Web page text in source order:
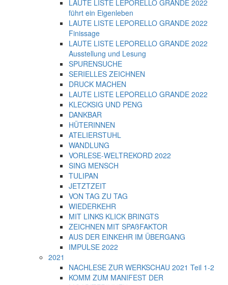
LAUTE LISTE LEPORELLO GRANDE 2022
führt ein Eigenleben
LAUTE LISTE LEPORELLO GRANDE 2022
Finissage
LAUTE LISTE LEPORELLO GRANDE 2022
Ausstellung und Lesung
SPURENSUCHE
SERIELLES ZEICHNEN
DRUCK MACHEN
LAUTE LISTE LEPORELLO GRANDE 2022
KLECKSIG UND PENG
DANKBAR
HÜTERINNEN
ATELIERSTUHL
WANDLUNG
VORLESE-WELTREKORD 2022
SING MENSCH
TULIPAN
JETZTZEIT
VON TAG ZU TAG
WIEDERKEHR
MIT LINKS KLICK BRINGTS
ZEICHNEN MIT SPAßFAKTOR
AUS DER EINKEHR IM ÜBERGANG
IMPULSE 2022
2021
NACHLESE ZUR WERKSCHAU 2021 Teil 1-2
KOMM ZUM MANIFEST DER